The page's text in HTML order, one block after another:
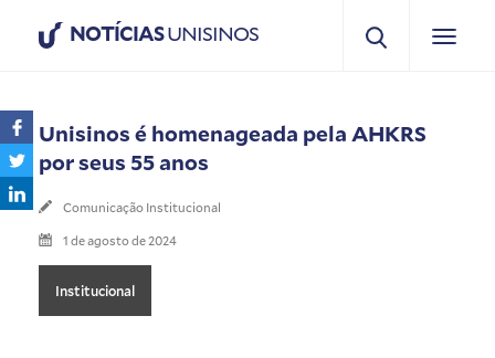
NOTÍCIASUNISINOS
Unisinos é homenageada pela AHKRS
por seus 55 anos
Comunicação Institucional
1 de agosto de 2024
Institucional